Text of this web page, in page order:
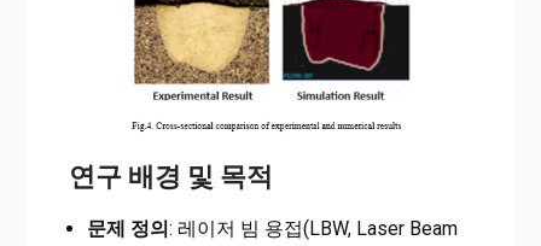
연구 배경 및 목적
문제 정의: 레이저 빔 용접(LBW, Laser Beam